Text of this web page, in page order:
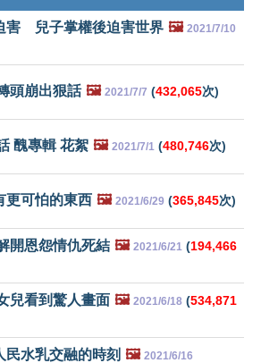
害 兒子掌權後迫害世界 🖼️ 2021/7/10
頭崩出狠話 🖼️ 2021/7/7 (432,065次)
醜專輯 花絮 🖼️ 2021/7/1 (480,746次)
更可怕的東西 🖼️ 2021/6/29 (365,845次)
開恩怨情仇死結 🖼️ 2021/6/21 (194,466
兒看到驚人畫面 🖼️ 2021/6/18 (534,871
水乳交融的時刻 🖼️ 2021/6/16